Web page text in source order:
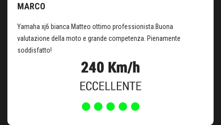
MARCO
Yamaha xj6 bianca Matteo ottimo professionista.Buona
valutazione della moto e grande competenza. Pienamente
soddisfatto!